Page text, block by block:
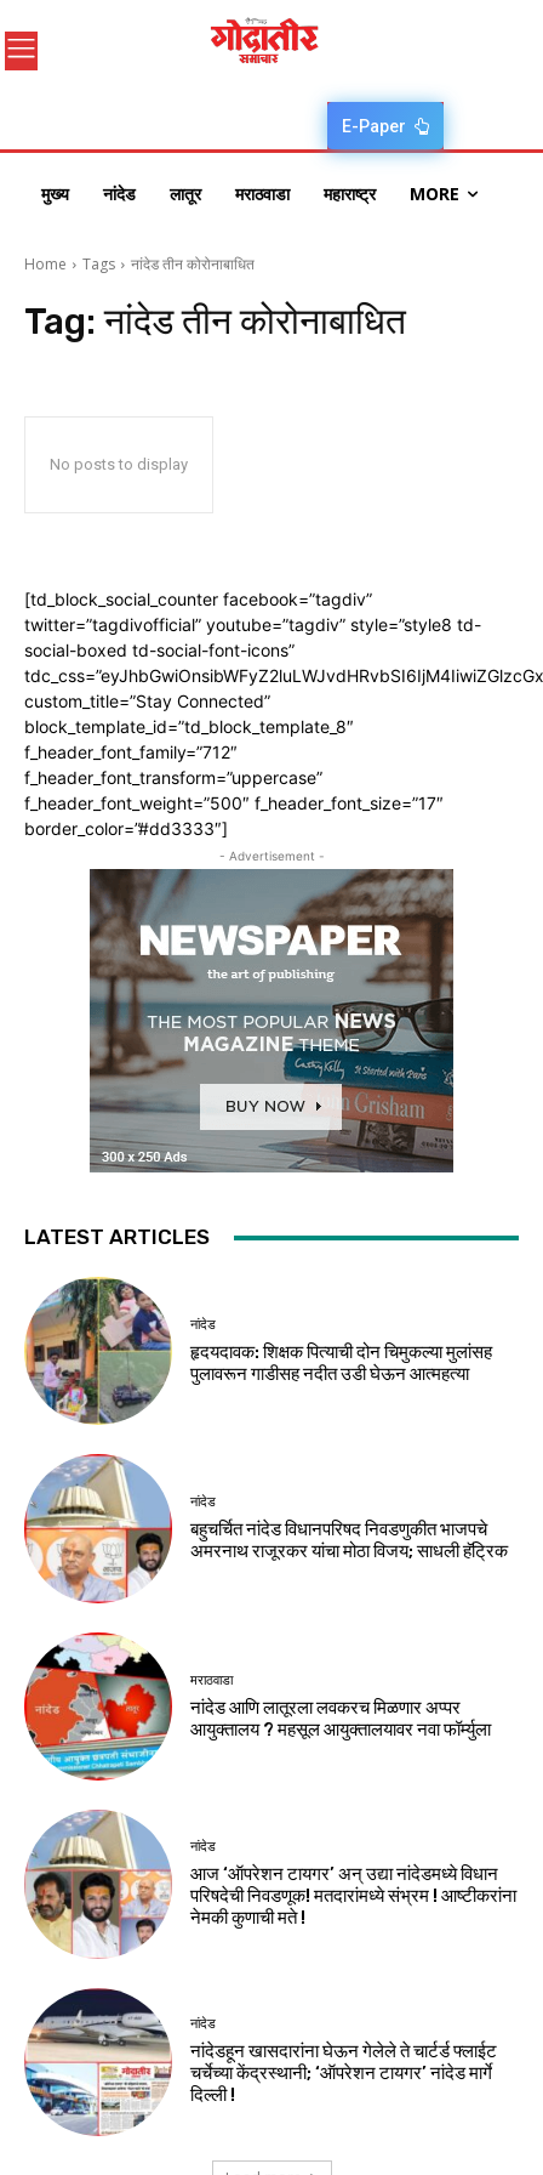
E-Paper
मुख्य नांदेड लातूर मराठवाडा महाराष्ट्र MORE
Home Tags नांदेड तीन कोरोनाबाधित
Tag:नांदेड तीन कोरोनाबाधित
No posts to display
[td_block_social_counter facebook=”tagdiv”
twitter=”tagdivofficial” youtube=”tagdiv” style=”style8 td-
social-boxed td-social-font-icons”
custom_title=”Stay Connected”
block_template_id=”td_block_template_8″
f_header_font_family=”712″
f_header_font_transform=”uppercase”
f_header_font_weight=”500″ f_header_font_size=”17″
border_color=”#dd3333″]
- Advertisement -
LATEST ARTICLES
नांदेड
हृदयदावक: शिक्षक पित्याची दोन चिमुकल्या मुलांसह
पुलावरून गाडीसह नदीत उडी घेऊन आत्महत्या
नांदेड
बहुचर्चित नांदेड विधानपरिषद निवडणुकीत भाजपचे
अमरनाथ राजूरकर यांचा मोठा विजय; साधली हॅट्रिक
मराठवाडा
नांदेड आणि लातूरला लवकरच मिळणार अप्पर
आयुक्तालय ? महसूल आयुक्तालयावर नवा फॉर्म्युला
नांदेड
आज ‘ऑपरेशन टायगर’ अन् उद्या नांदेडमध्ये विधान
परिषदेची निवडणूक! मतदारांमध्ये संभ्रम ! आष्टीकरांना
नेमकी कुणाची मते !
नांदेड
नांदेडहून खासदारांना घेऊन गेलेले ते चार्टर्ड फ्लाईट
चर्चेच्या केंद्रस्थानी; ‘ऑपरेशन टायगर’ नांदेड मार्गे
दिल्ली !